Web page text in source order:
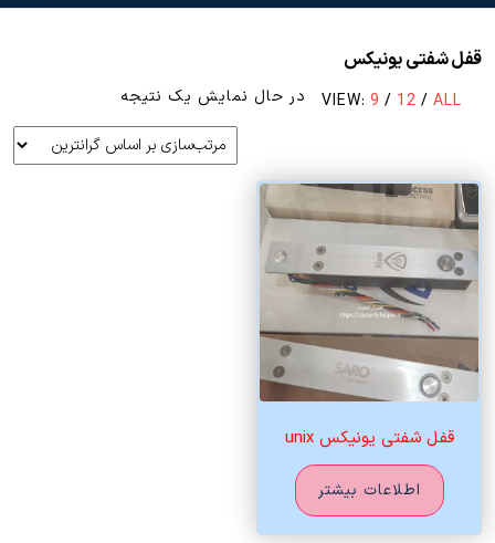
قفل شفتی یونیکس
VIEW: 9 / 12 / ALL در حال نمایش یک نتیجه
قفل شفتی یونیکس unix
اطلاعات بیشتر